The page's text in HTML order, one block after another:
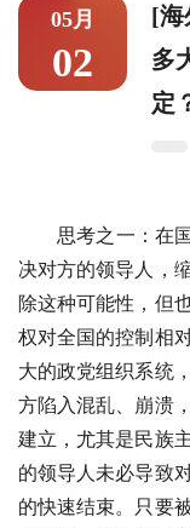
05月
02
[海
多
定
思考之一：在
决对方的领导人，
除这种可能性，但
权对全国的控制相
大的政党组织系统
方陷入混乱、崩溃
建立，尤其是民族
的领导人未必导致
的快速结束。只要